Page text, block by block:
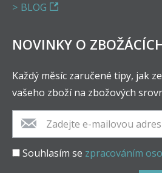
BLOG
NOVINKY O
Každý měsíc zaručené tipy, jak
vašeho zboží na zbožových
Souhlasím se zpracováním